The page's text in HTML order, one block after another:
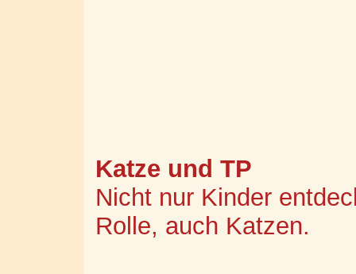
Katze und TP
Nicht nur Kinder
Rolle, auch Katzen.